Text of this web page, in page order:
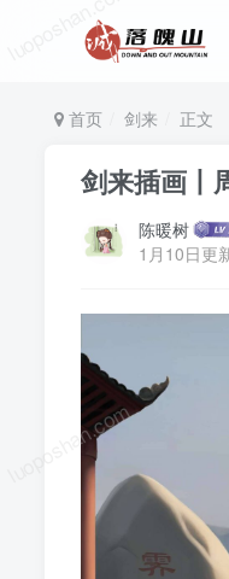
首页 剑来 正文
剑来插画丨
陈暖树
1月10日更
luoposhan.com
luoposhan.com